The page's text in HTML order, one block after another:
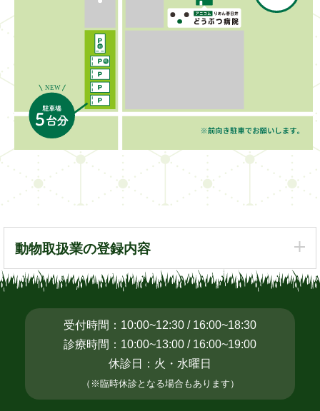
動物取扱業の登録内容
受付時間：10:00~12:30 / 16:00~18:30
診療時間：10:00~13:00 / 16:00~19:00
休診日：火・水曜日
（※臨時休診となる場合もあります）